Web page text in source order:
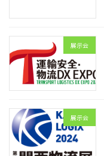
展示会
展示会